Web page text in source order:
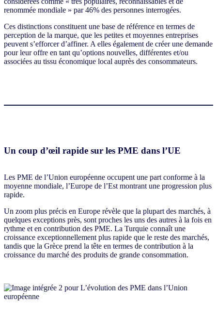
renommée mondiale » par 46% des personnes interrogées.
Ces distinctions constituent une base de référence en termes de
perception de la marque, que les petites et moyennes entreprises
peuvent s’efforcer d’affiner. A elles également de créer une demande
pour leur offre en tant qu’options nouvelles, différentes et/ou
associées au tissu économique local auprès des consommateurs.
Un coup d’œil rapide sur les PME dans l’UE
Les PME de l’Union européenne occupent une part conforme à la
moyenne mondiale, l’Europe de l’Est montrant une progression plus
rapide.
Un zoom plus précis en Europe révèle que la plupart des marchés, à
quelques exceptions près, sont proches les uns des autres à la fois en
rythme et en contribution des PME. La Turquie connaît une
croissance exceptionnellement plus rapide que le reste des marchés,
tandis que la Grèce prend la tête en termes de contribution à la
croissance du marché des produits de grande consommation.